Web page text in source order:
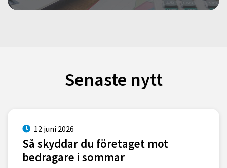
Senaste nytt
12 juni 2026
Så skyddar du företaget mot
bedragare i sommar